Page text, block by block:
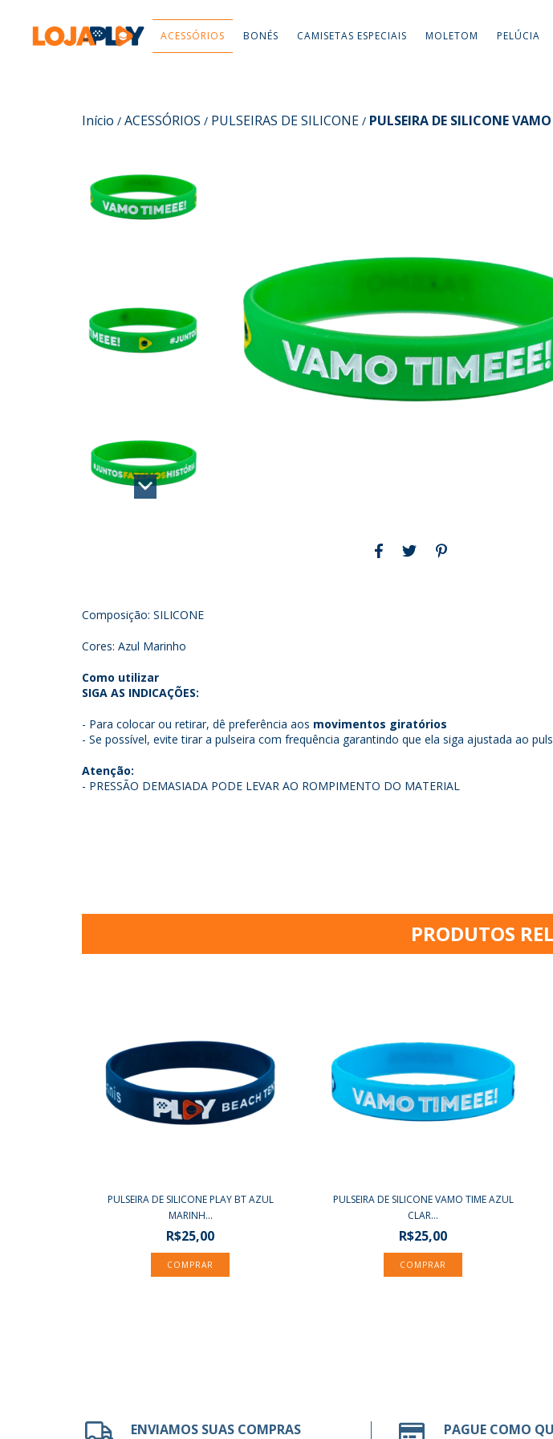
ACESSÓRIOS BONÉS CAMISETAS ESPECIAIS MOLETOM PELÚCIA
Início / ACESSÓRIOS / PULSEIRAS DE SILICONE / PULSEIRA DE SILICONE
Composição: SILICONE
Cores: Azul Marinho
Como utilizar
SIGA AS INDICAÇÕES:
- Para colocar ou retirar, dê preferência aos movimentos giratórios
- Se possível, evite tirar a pulseira com frequência garantindo que ela siga ajustada ao
Atenção:
- PRESSÃO DEMASIADA PODE LEVAR AO ROMPIMENTO DO MATERIAL
PRODUTOS
PULSEIRA DE SILICONE PLAY BT AZUL
MARINH...
R$25,00
PULSEIRA DE SILICONE VAMO TIME AZUL
CLAR...
R$25,00
ENVIAMOS SUAS COMPRAS PAGUE COMO